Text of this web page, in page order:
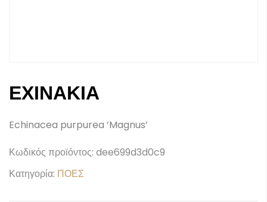
ΕΧΙΝΑΚΙΑ
Echinacea purpurea ‘Magnus’
Κωδικός προϊόντος: dee699d3d0c9
Κατηγορία: ΠΟΕΣ